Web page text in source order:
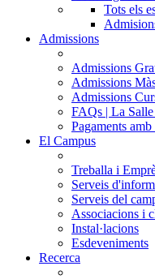
Tots els
Admissions
Admissions
Admissions
Admissions
FAQs | La
Pagaments
El Campus
Treballa i
Serveis
Serveis del
Associacions i
Instal·lacions
Esdeveniments
Recerca